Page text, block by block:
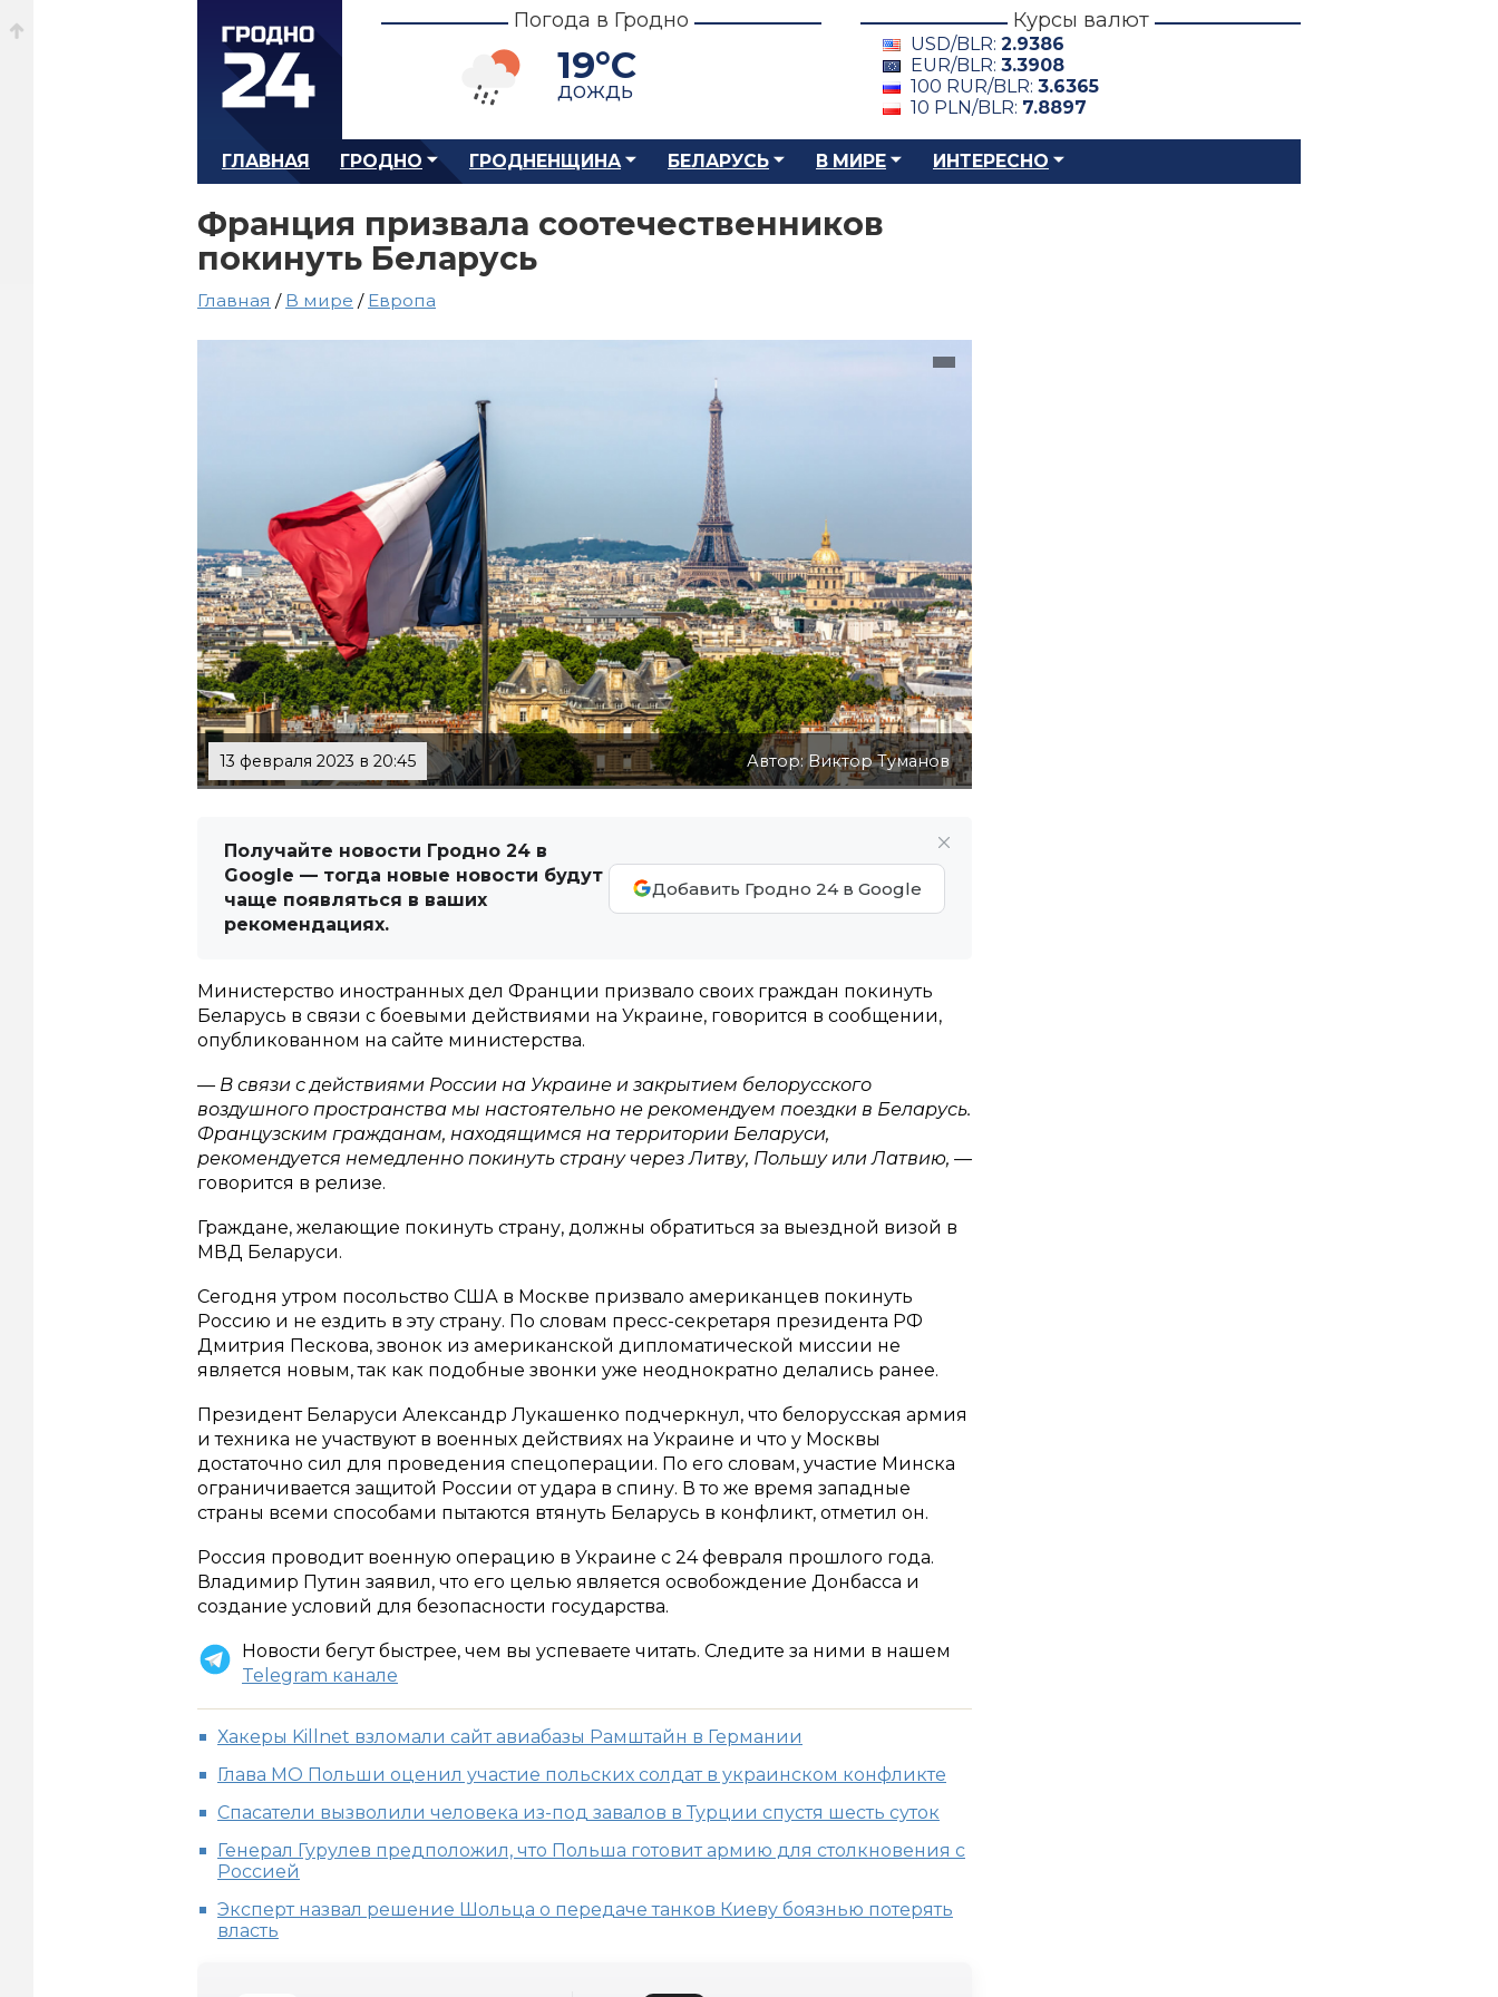
Погода в Гродно
19°C
дождь
Курсы валют
USD/BLR: 2.9386
EUR/BLR: 3.3908
100 RUR/BLR: 3.6365
10 PLN/BLR: 7.8897
ГЛАВНАЯ ГРОДНО ГРОДНЕНЩИНА БЕЛАРУСЬ В МИРЕ ИНТЕРЕСНО
Франция призвала соотечественников
покинуть Беларусь
Главная / В мире / Европа
13 февраля 2023 в 20:45 Автор: Виктор Туманов
Получайте новости Гродно 24 в
Google — тогда новые новости будут
чаще появляться в ваших
рекомендациях.
Добавить Гродно 24 в Google
Министерство иностранных дел Франции призвало своих граждан покинуть
Беларусь в связи с боевыми действиями на Украине, говорится в сообщении,
опубликованном на сайте министерства.
— В связи с действиями России на Украине и закрытием белорусского
воздушного пространства мы настоятельно не рекомендуем поездки в Беларусь.
Французским гражданам, находящимся на территории Беларуси,
рекомендуется немедленно покинуть страну через Литву, Польшу или Латвию, —
говорится в релизе.
Граждане, желающие покинуть страну, должны обратиться за выездной визой в
МВД Беларуси.
Сегодня утром посольство США в Москве призвало американцев покинуть
Россию и не ездить в эту страну. По словам пресс-секретаря президента РФ
Дмитрия Пескова, звонок из американской дипломатической миссии не
является новым, так как подобные звонки уже неоднократно делались ранее.
Президент Беларуси Александр Лукашенко подчеркнул, что белорусская армия
и техника не участвуют в военных действиях на Украине и что у Москвы
достаточно сил для проведения спецоперации. По его словам, участие Минска
ограничивается защитой России от удара в спину. В то же время западные
страны всеми способами пытаются втянуть Беларусь в конфликт, отметил он.
Россия проводит военную операцию в Украине с 24 февраля прошлого года.
Владимир Путин заявил, что его целью является освобождение Донбасса и
создание условий для безопасности государства.
Новости бегут быстрее, чем вы успеваете читать. Следите за ними в нашем
Telegram канале
Хакеры Killnet взломали сайт авиабазы Рамштайн в Германии
Глава МО Польши оценил участие польских солдат в украинском конфликте
Спасатели вызволили человека из-под завалов в Турции спустя шесть суток
Генерал Гурулев предположил, что Польша готовит армию для столкновения с
Россией
Эксперт назвал решение Шольца о передаче танков Киеву боязнью потерять
власть